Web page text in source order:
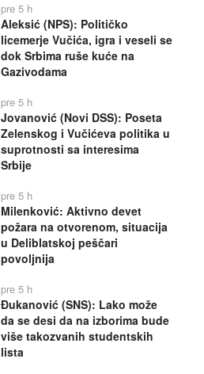
pre 5 h
Aleksić (NPS): Političko
licemerje Vučića, igra i veseli se
dok Srbima ruše kuće na
Gazivodama
pre 5 h
Jovanović (Novi DSS): Poseta
Zelenskog i Vučićeva politika u
suprotnosti sa interesima
Srbije
pre 5 h
Milenković: Aktivno devet
požara na otvorenom, situacija
u Deliblatskoj peščari
povoljnija
pre 5 h
Đukanović (SNS): Lako može
da se desi da na izborima bude
više takozvanih studentskih
lista